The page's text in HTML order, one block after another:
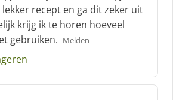
recept en ga dit zeker uit
krijg ik te horen hoeveel
gebruiken. Melden